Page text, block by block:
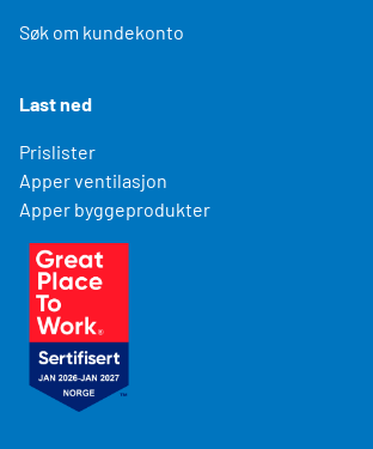
Søk om kundekonto
Last ned
Prislister
Apper ventilasjon
Apper byggeprodukter